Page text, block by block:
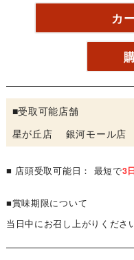
カ
■受取可能店舗
星が丘店 銀河モール店
■ 店頭受取可能日： 最短で3
■賞味期限について
当日中にお召し上がりくださ